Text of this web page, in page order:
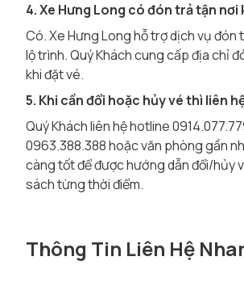
4. Xe Hưng Long có đón trả tận nơi
Có. Xe Hưng Long hỗ trợ dịch vụ đón
lộ trình. Quý Khách cung cấp địa chỉ
khi đặt vé.
5. Khi cần đổi hoặc hủy vé thì liên
Quý Khách liên hệ hotline
0963.388.388 hoặc văn phòng gần
càng tốt để được hướng dẫn đổi/hủy
sách từng thời điểm.
Thông Tin Liên Hệ